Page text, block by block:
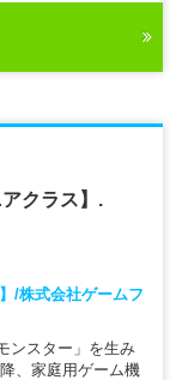
クラス】.
/株式会社ゲームフ
ンスター」を生み
、家庭用ゲーム機